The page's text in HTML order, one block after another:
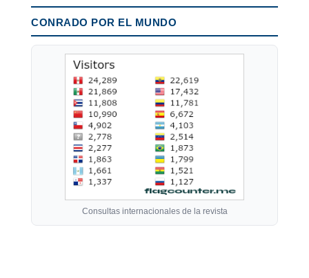
CONRADO POR EL MUNDO
Consultas internacionales de la revista